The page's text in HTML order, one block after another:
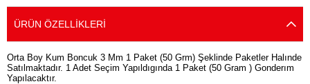
ÜRÜN ÖZELLIKLERI
Orta Boy Kum Boncuk 3 Mm 1 Paket (50 Grm) Şeklinde Paketler Halınde
Satılmaktadır. 1 Adet Seçim Yapıldıgında 1 Paket (50 Gram ) Gonderım
Yapılacaktır.